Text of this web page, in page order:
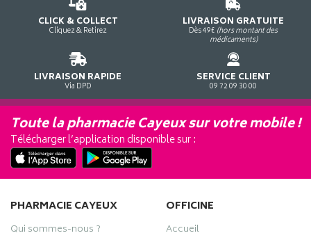
CLICK & COLLECT
Cliquez & Retirez
LIVRAISON GRATUITE
Dès 49€ (hors montant des
médicaments)
LIVRAISON RAPIDE
Via DPD
SERVICE CLIENT
09 72 09 30 00
Toute la pharmacie Cayeux sur votre mobile !
Télécharger l’application disponible sur :
PHARMACIE CAYEUX
Qui sommes-nous ?
OFFICINE
Accueil